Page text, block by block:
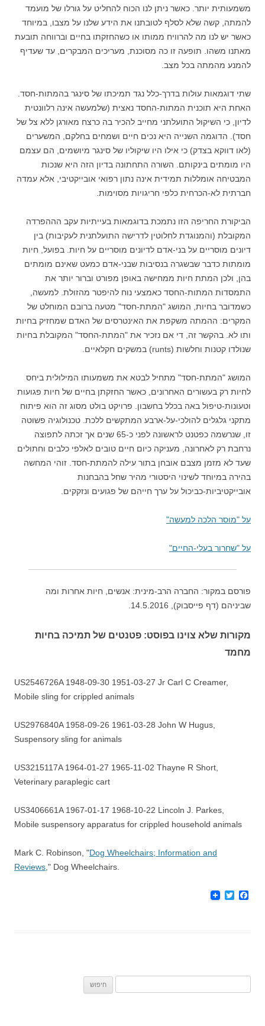
משמעותית יותר. כאשר ניתן לנו הכוח להחליט על גורלו של מועמד
להמתה, קשה שלא לסלף לטובתנו את הידע שלנו על מצבו, במיוחד
כאשר יש לנו מה להרוויח ממותו או כשהחזקתו בחיים וברווחה תובעת
מאתנו משהו. תופעה זו כה מסוכנת, מעריכים המבקרים, עד שעדיף
להמנע מהמתה בכל מצב.
שתי דוגמאות עולות בדרך-כלל נגד תמיכתו של סינגר בהמתות-חסד.
האחת היא תוכנית המתות-החסד נאצית (שלמעשה אינה רלוונטית
לדיון, כי השיקול התועלתני מחייב להכיר בה כרצח מאורגן ללא צל של
חסד). הדוגמה השנייה היא נכים חיים ושמחים בחלקם, המשערים
(לאו דווקא בצדק) כי אילו היו שיקוליו של סינגר מיושמים, הם עצמם
היו מומתים בינקותם. השורה התחתונה בדיון הזה היא שנכות
המבטיחה אומללות תמידית אינה נתון רפואי אובייקטיבי, אלא עמדה
חברתית לא-הכרחית כלפי חריגויות מסוימות.
הביקורת החריפה הזו נתמכת בדוגמאות בעייתיות עקב הההפרדה
המקובלת (והמנוגדת לחלוטין לדרישה התועלתנית לעקיבות) בין
דיונים מוסריים על בני-אדם לדיונים מוסריים על חיות. בפועל, חיות
מומתות כדבר שבשגרה בנסיבות שבני-אדם כמעט שאינם מומתים
בהן, ולכן המתת חיות ממחישה באופן מפורט וברור יותר את
התמסדות המתות-החסד כאמצעי נוח להיפטר מהזולת. למעשה,
כשמדובר בחיות, המושג "המתת-חסד" מטעה ברובם המוחלט של
המקרים: ההמתה משקפת את האינטרסים של האדם שמחזיק בחיות
ותו לא. בהקשר זה, די אם נזכיר את "המתת-החסד" המקובלת בחיות
שנולדו קטנות וחלשות (runts) במשקים חקלאיים.
המושג "המתת-חסד" מתחיל לבטא את משמעותו המילולית ביחס
לחיות רק בעשורים האחרונים, כאשר החזקתן בחיים של חיות פגועות
וטעונות-טיפול באה בכלל בחשבון. פרויקט בולט מסוג זה הוא פיתוח
מתקני גלגלים להולכי-על-ארבע המתקשים ללכת. טכנולוגיה פשוטה
זו, שנרשמה כפטנט לראשונה לפני כ-65 שנים אך זכתה לתפוצה
נרחבת רק לאחרונה, מעניקה כיום חיים טובים לאלפי כלבים וחתולים
שעד לא מזמן מצבם אובחן בתור עילה להמתת-חסד. זוהי המחשה
בהירה במיוחד לשינוי היסטורי מהיר שחל בהבחנות
אובייקטיביות-כביכול על ערך חייהם של פגועים ונזקקים.
על "מוסר הלכה למעשה"
על "שחרור בעלי-החיים"
פורסם במקור: החברה הרב-מינית: אנשים, חיות אחרות ומה
שביניהם (דף פייסבוק), 14.5.2016.
מקורות שלא צוינו בפוסט: פטנטים של תמיכה בחיות
מחמד
US2546726A 1948-09-30 1951-03-27 Jr Carl C Creamer,
Mobile sling for crippled animals
US2976840A 1958-09-26 1961-03-28 John W Hugus,
Suspensory sling for animals
US3215117A 1964-01-27 1965-11-02 Thayne R Short,
Veterinary paraplegic cart
US3406661A 1967-01-17 1968-10-22 Lincoln J. Parkes,
Mobile suspensory apparatus for crippled household animals
Mark C. Robinson, "Dog Wheelchairs; Information and
Reviews," Dog Wheelchairs.
F
T